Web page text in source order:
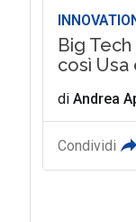
Big
così
di Andrea
Condividi